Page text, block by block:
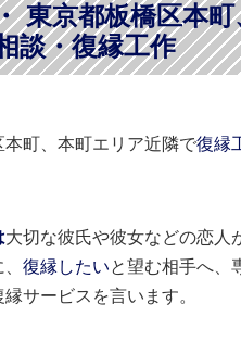
東京都板橋区本
談・復縁工作
本町、本町エリア近隣で復縁
大切な彼氏や彼女などの恋人
復縁したいと望む相手へ、
サービスを言います。